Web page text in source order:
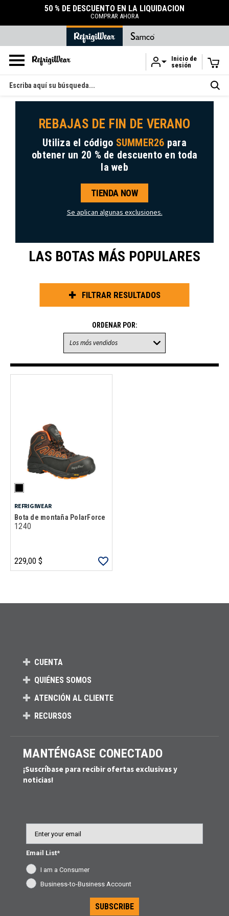
Ir al contenido principal
50 % DE DESCUENTO EN LA LIQUIDACIÓN
COMPRAR AHORA
Inicio de
sesión
Buscar
en
REBAJAS DE FIN DE VERANO
Utiliza el código SUMMER26 para
obtener un 20 % de descuento en toda
la web
TIENDA NOW
Se aplican algunas exclusiones.
LAS BOTAS MÁS POPULARES
FILTRAR RESULTADOS
ORDENAR POR:
REFRIGIWEAR
Bota de montaña PolarForce
1240
229,00 $
CUENTA
QUIÉNES SOMOS
ATENCIÓN AL CLIENTE
RECURSOS
MANTÉNGASE CONECTADO
¡Suscríbase para recibir ofertas exclusivas y
noticias!
Email List*
I am a Consumer
Business-to-Business Account
SUBSCRIBE